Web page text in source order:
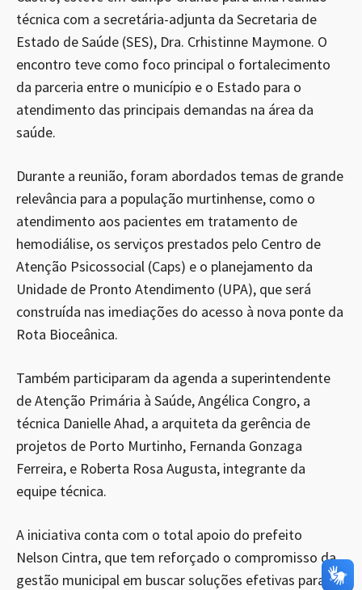
técnica com a secretária-adjunta da Secretaria de
Estado de Saúde (SES), Dra. Crhistinne Maymone. O
encontro teve como foco principal o fortalecimento
da parceria entre o município e o Estado para o
atendimento das principais demandas na área da
saúde.
Durante a reunião, foram abordados temas de grande
relevância para a população murtinhense, como o
atendimento aos pacientes em tratamento de
hemodiálise, os serviços prestados pelo Centro de
Atenção Psicossocial (Caps) e o planejamento da
Unidade de Pronto Atendimento (UPA), que será
construída nas imediações do acesso à nova ponte da
Rota Bioceânica.
Também participaram da agenda a superintendente
de Atenção Primária à Saúde, Angélica Congro, a
técnica Danielle Ahad, a arquiteta da gerência de
projetos de Porto Murtinho, Fernanda Gonzaga
Ferreira, e Roberta Rosa Augusta, integrante da
equipe técnica.
A iniciativa conta com o total apoio do prefeito
Nelson Cintra, que tem reforçado o compromisso da
gestão municipal em buscar soluções efetivas para